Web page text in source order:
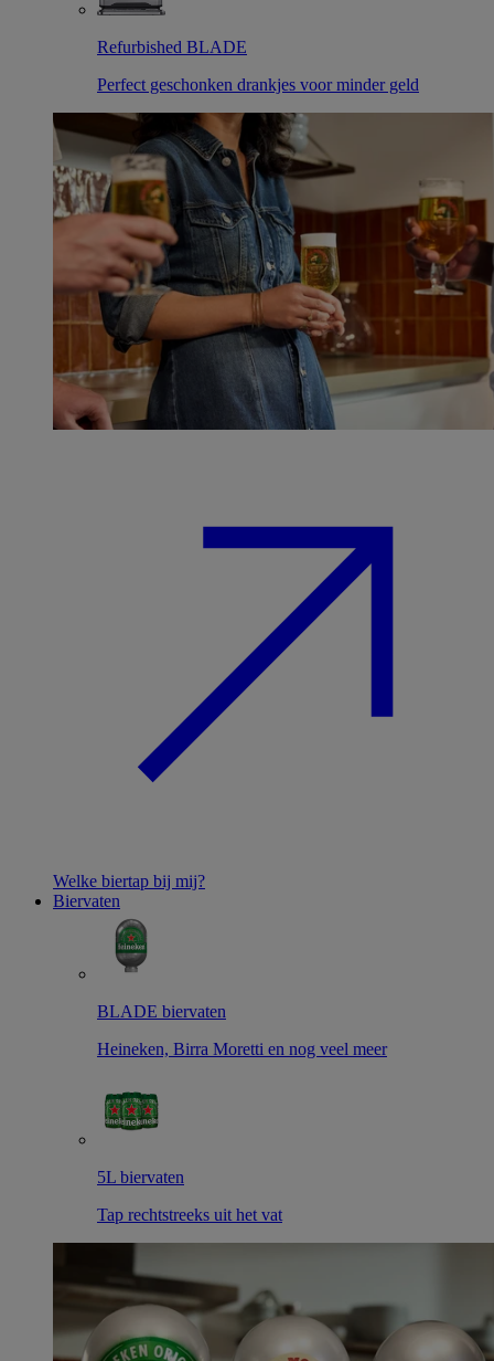
Refurbished BLADE
Perfect geschonken drankjes voor minder geld
Welke biertap bij mij?
Biervaten
BLADE biervaten
Heineken, Birra Moretti en nog veel meer
5L biervaten
Tap rechtstreeks uit het vat